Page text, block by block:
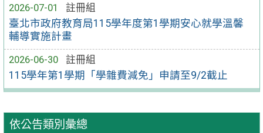
2026-07-01
註冊組
臺北市政府教育局115學年度第1學期安心就學溫馨
輔導實施計畫
2026-06-30
註冊組
115學年第1學期「學雜費減免」申請至9/2截止
依公告類別彙總